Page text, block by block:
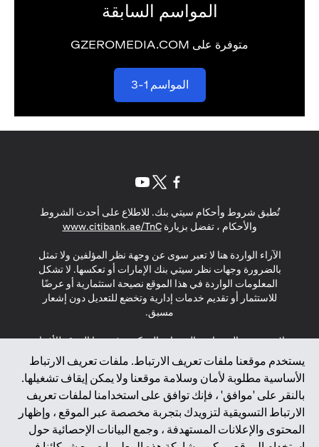
المواسم السابقة
متوفرة على GZEROMEDIA.COM
المواسم 1-3
يستخدم موقعنا ملفات تعريف الارتباط. ملفات تعريف الارتباط
الأساسية مطلوبة لأمان وسلامة موقعنا ولا يمكن إيقاف تشغيلها.
بالنقر على 'موافق' ، فإنك توافق على استخدامنا لملفات تعريف
الارتباط التسويقية لتزويدك بتجربة مخصصة عبر الموقع ، وإظهار
المحتوى والإعلانات المستهدفة ، وجمع البيانات الإحصائية حول
تُطبق شروط وأحكام سيتي بنك. للاطلاع على أحدث الشروط
والأحكام ، تفضل بزيارةwww.citibank.ae/TnC
in a new tab
الآراء الواردة هنا لا تعبر سوى عن وجهة نظر المؤلفين ولا تمثل
بالضرورة وجهات نظر سيتي بنك الإمارات أو تعكسها. لا تشكل
المعلومات الواردة في هذا الموقع نصيحة استثمارية أو عرضًا
للاستثمار أو تقديم خدمات إدارية وتخضع للتعديل دون إشعار
مسبق.
لا يتم تقديم المنتجات والخدمات المذكورة في هذا الموقع للأفراد
المقيمين في الاتحاد الأوروبي أو المنطقة الاقتصادية الأوروبية أو
سويسرا أو غيرنسي أو جيرسي أو موناكو أو سان مارينو أو
الفاتيكان أو جزيرة مان أو المملكة المتحدة أو خصوصية البيانات
(لائحة حماية البيانات العامة \ قانون حماية البيانات الشخصية
العامة \ قانون خصوصية نيوزيلندا). المحتوى الموجود في هذه
الصفحة ليس ولا ينبغي تفسيره على أنه عرض أو دعوة أو دعوة
لشراء أو بيع أي من المنتجات والخدمات المذكورة هنا لمثل هؤلاء